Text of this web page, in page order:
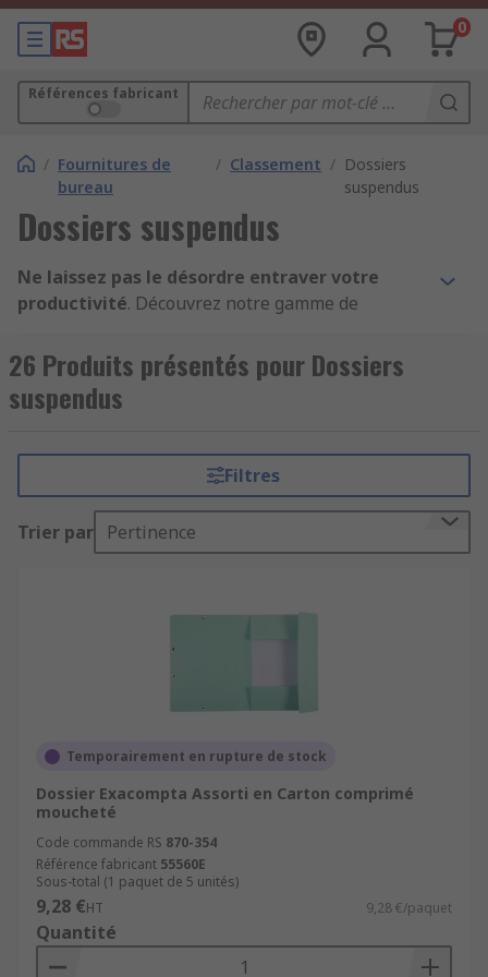
0
Références fabricant
/ Fournitures de
bureau
/ Classement / Dossiers
suspendus
Dossiers suspendus
Ne laissez pas le désordre entraver votre
productivité. Découvrez notre gamme de
de travail dès aujourd'hui. Profitez de notre offre
spéciale et équipez votre bureau avec les
meilleurs fournitures d'organisation disponibles
Les dossiers suspendus sont des accessoires
indispensables pour les professionnels
cherchant à optimiser leur organisation et leur
efficacité. Ils permettent de classer et de
tout en maximisant l'espace de rangement. Cet
Avantages des Dossiers Suspendus
Les dossiers suspendus offrent plusieurs
Organisation: Les dossiers suspendus
permettent de classer les documents de
manière systématique, facilitant ainsi leur
accès rapide.
26 Produits présentés pour Dossiers
suspendus
Filtres
Trier par Pertinence
Temporairement en rupture de stock
Dossier Exacompta Assorti en Carton comprimé
moucheté
Code commande RS 870-354
Référence fabricant 55560E
Sous-total (1 paquet de 5 unités)
9,28 €HT 9,28 €/paquet
Quantité